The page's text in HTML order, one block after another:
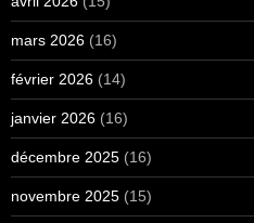
mars 2026 (16)
février 2026 (14)
janvier 2026 (16)
décembre 2025 (16)
novembre 2025 (15)